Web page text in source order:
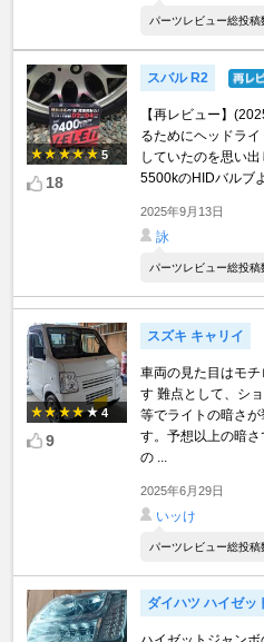
パーツレビュー総投稿
5
18
スバル R2
【再レビュー】
るためにヘッドラ
していたのを思い
5500kのHIDバルブ
2025年9月13日
詠
パーツレビュー総投
4
9
スズキ キャリイ
車両の見た目はモ
す 難点として、シ
等でライトの暗さ
す。予想以上の暗
の ...
2025年6月29日
いッけ
パーツレビュー総投稿
ダイハツ ハイゼッ